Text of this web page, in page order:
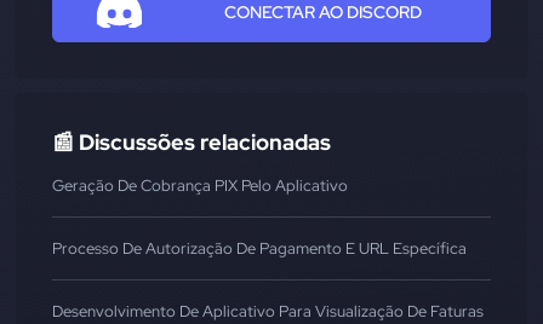
CONECTAR AO DISCORD
📰 Discussões relacionadas
Geração De Cobrança PIX Pelo Aplicativo
Processo De Autorização De Pagamento E URL Específica
Desenvolvimento De Aplicativo Para Visualização De Faturas